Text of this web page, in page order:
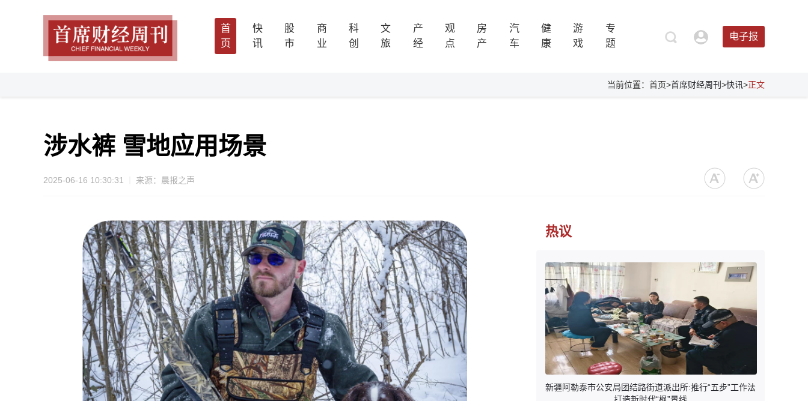
首
页
快
讯
股
市
商
业
科
创
文
旅
产
经
观
点
房
产
汽
车
健
康
游
戏
专
题
电子报
当前位置：首页>首席财经周刊 >快讯>正文
涉水裤 雪地应用场景
2025-06-16 10:30:31 来源：晨报之声
热议
新疆阿勒泰市公安局团结路街道派出所:推行“五步”工作法